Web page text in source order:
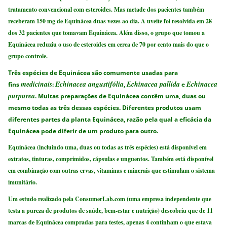
tratamento convencional com esteroides. Mas metade dos pacientes também
receberam 150 mg de Equinácea duas vezes ao dia. A uveíte foi resolvida em 28
dos 32 pacientes que tomavam Equinácea. Além disso, o grupo que tomou a
Equinácea reduziu o uso de esteroides em cerca de 70 por cento mais do que o
grupo controle.
Três espécies de Equinácea são comumente usadas para
finsmedicinais:Echinacea angustifólia,Echinacea pallidaeEchinacea
purpurea. Muitas preparações de Equinácea contêm uma, duas ou
mesmo todas as três dessas espécies. Diferentes produtos usam
diferentes partes da planta Equinácea, razão pela qual a eficácia da
Equinácea pode diferir de um produto para outro.
Equinácea (incluindo uma, duas ou todas as três espécies) está disponível em
extratos, tinturas, comprimidos, cápsulas e unguentos. Também está disponível
em combinação com outras ervas, vitaminas e minerais que estimulam o sistema
imunitário.
Um estudo realizado pela ConsumerLab.com (uma empresa independente que
testa a pureza de produtos de saúde, bem-estar e nutrição) descobriu que de 11
marcas de Equinácea compradas para testes, apenas 4 continham o que estava